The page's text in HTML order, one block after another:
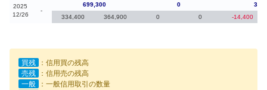
2025
12/26
-
699,300 0
334,400
364,900 0 0 -14,400
買残
：信用買の残高
売残
：信用売の残高
一般
：一般信用取引の数量